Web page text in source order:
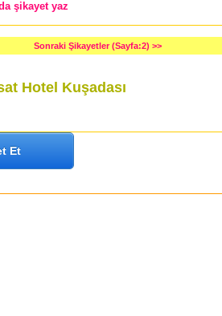
şikayet yaz
Sonraki Şikayetler (Sayfa:2) >>
Hotel Kuşadası
Et